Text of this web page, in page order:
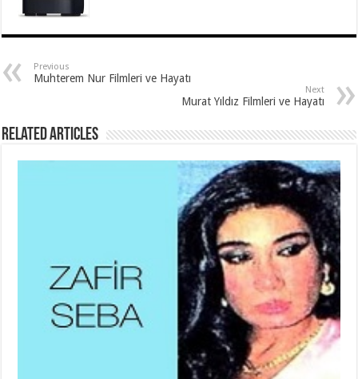
Previous
Muhterem Nur Filmleri ve Hayatı
Next
Murat Yıldız Filmleri ve Hayatı
Related Articles